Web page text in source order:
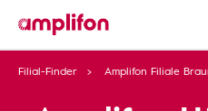
Filial-Finder
Amplifon Filiale